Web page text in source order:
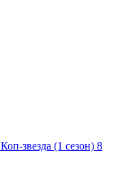
Коп-звезда (1 сезон) 8